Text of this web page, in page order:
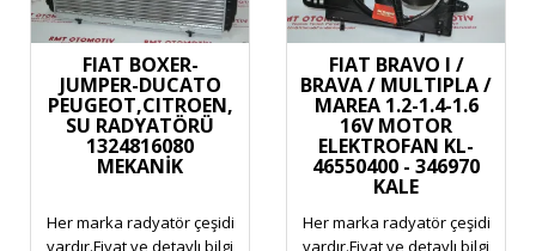
FIAT BOXER-
JUMPER-DUCATO
PEUGEOT,CITROEN,
SU RADYATÖRÜ
1324816080
MEKANİK
Her marka radyatör çeşidi
vardır.Fiyat ve detaylı bilgi
FIAT BRAVO I /
BRAVA / MULTIPLA /
MAREA 1.2-1.4-1.6
16V MOTOR
ELEKTROFAN KL-
46550400 - 346970
KALE
Her marka radyatör çeşidi
vardır.Fiyat ve detaylı bilgi